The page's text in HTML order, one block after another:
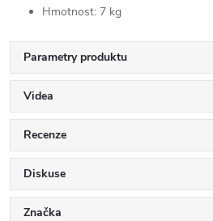
Hmotnost: 7 kg
Parametry produktu
Videa
Recenze
Diskuse
Značka